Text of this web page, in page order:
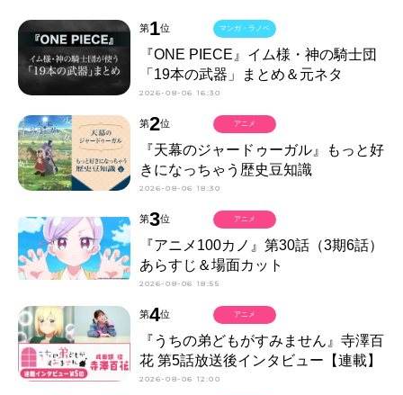
第1位
『ONE PIECE』イム様・神の騎士団
「19本の武器」まとめ＆元ネタ
2026-08-06 16:30
マンガ・ラノベ
第2位
『天幕のジャードゥーガル』もっと好
きになっちゃう歴史豆知識
2026-08-06 18:30
アニメ
第3位
『アニメ100カノ』第30話（3期6話）
あらすじ＆場面カット
2026-08-06 18:55
アニメ
第4位
『うちの弟どもがすみません』寺澤百
花 第5話放送後インタビュー【連載】
2026-08-06 12:00
アニメ